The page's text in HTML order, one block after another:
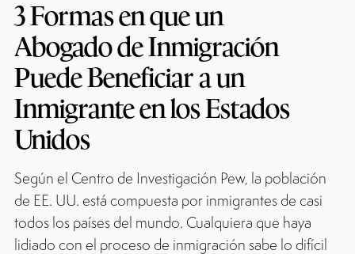
3 Formas en que un
Abogado de Inmigración
Puede Beneficiar a un
Inmigrante en los Estados
Unidos
Según el Centro de Investigación Pew, la población
de EE. UU. está compuesta por inmigrantes de casi
todos los países del mundo. Cualquiera que haya
lidiado con el proceso de inmigración sabe lo difícil